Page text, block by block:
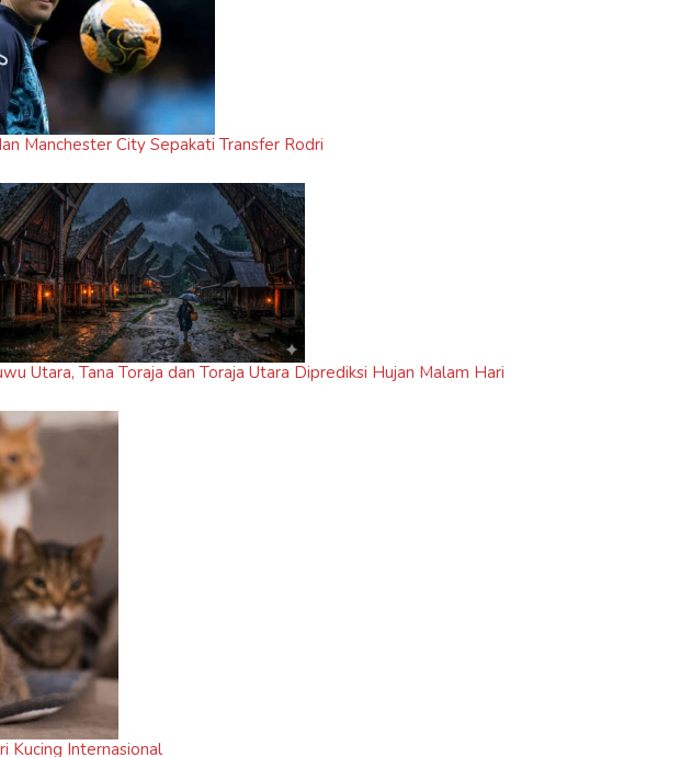
Manchester City Sepakati Transfer Rodri
Utara, Tana Toraja dan Toraja Utara Diprediksi Hujan Malam Hari
Kucing Internasional